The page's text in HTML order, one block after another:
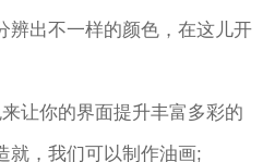
辨出不一样的颜色，在这儿开
让你的界面提升丰富多彩的
就，我们可以制作油画;